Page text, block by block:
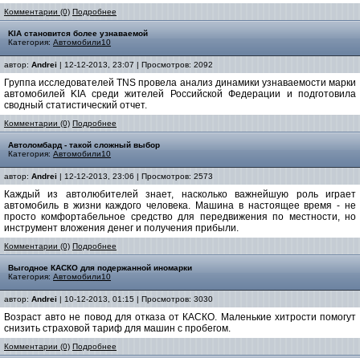
Комментарии (0) Подробнее
KIA становится более узнаваемой
Категория: Автомобили10
автор: Andrei | 12-12-2013, 23:07 | Просмотров: 2092
Группа исследователей TNS провела анализ динамики узнаваемости марки
автомобилей KIA среди жителей Российской Федерации и подготовила
сводный статистический отчет.
Комментарии (0) Подробнее
Автоломбард - такой сложный выбор
Категория: Автомобили10
автор: Andrei | 12-12-2013, 23:06 | Просмотров: 2573
Каждый из автолюбителей знает, насколько важнейшую роль играет
автомобиль в жизни каждого человека. Машина в настоящее время - не
просто комфортабельное средство для передвижения по местности, но
инструмент вложения денег и получения прибыли.
Комментарии (0) Подробнее
Выгодное КАСКО для подержанной иномарки
Категория: Автомобили10
автор: Andrei | 10-12-2013, 01:15 | Просмотров: 3030
Возраст авто не повод для отказа от КАСКО. Маленькие хитрости помогут
снизить страховой тариф для машин с пробегом.
Комментарии (0) Подробнее